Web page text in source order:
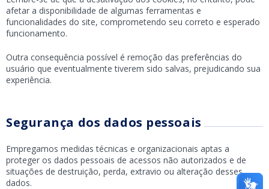
afetar a disponibilidade de algumas ferramentas e
funcionalidades do site, comprometendo seu correto e esperado
funcionamento.
Outra consequência possível é remoção das preferências do
usuário que eventualmente tiverem sido salvas, prejudicando sua
experiência.
Segurança dos dados pessoais
Empregamos medidas técnicas e organizacionais aptas a
proteger os dados pessoais de acessos não autorizados e de
situações de destruição, perda, extravio ou alteração desses
dados.